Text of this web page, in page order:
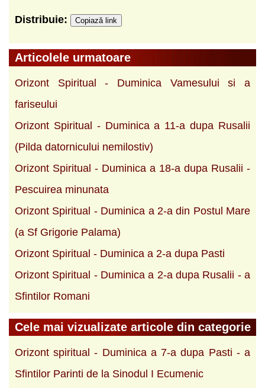
Distribuie: Copiază link
Articolele urmatoare
Orizont Spiritual - Duminica Vamesului si a
fariseului
Orizont Spiritual - Duminica a 11-a dupa Rusalii
(Pilda datornicului nemilostiv)
Orizont Spiritual - Duminica a 18-a dupa Rusalii -
Pescuirea minunata
Orizont Spiritual - Duminica a 2-a din Postul Mare
(a Sf Grigorie Palama)
Orizont Spiritual - Duminica a 2-a dupa Pasti
Orizont Spiritual - Duminica a 2-a dupa Rusalii - a
Sfintilor Romani
Cele mai vizualizate articole din categorie
Orizont spiritual - Duminica a 7-a dupa Pasti - a
Sfintilor Parinti de la Sinodul I Ecumenic